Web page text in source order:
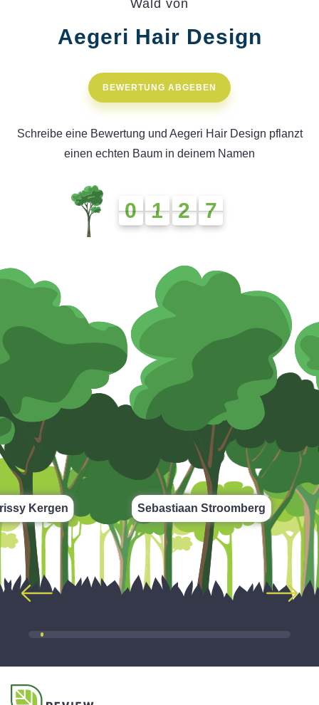
Wald von
Aegeri Hair Design
BEWERTUNG ABGEBEN
Schreibe eine Bewertung und Aegeri Hair Design pflanzt
einen echten Baum in deinem Namen
0
0 1
0
1 2
1
2 7
1
7